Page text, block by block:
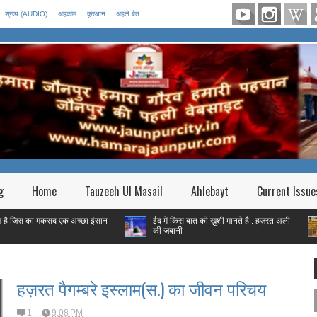
श्रव्य (AUDIO) अहकाम कुरआन अहले बैत
Home Tauzeeh Ul Masail Ahlebayt Current
एक अच्छा इंसान
ईद में किस बात की ख़ुशी मानते है : हज़रत अली
की ज़बानी
फितरे
गरीब हैं
हज़रत पैगम्बरे इस्लाम(स.) का जीवन परिचय
1 9:08 PM